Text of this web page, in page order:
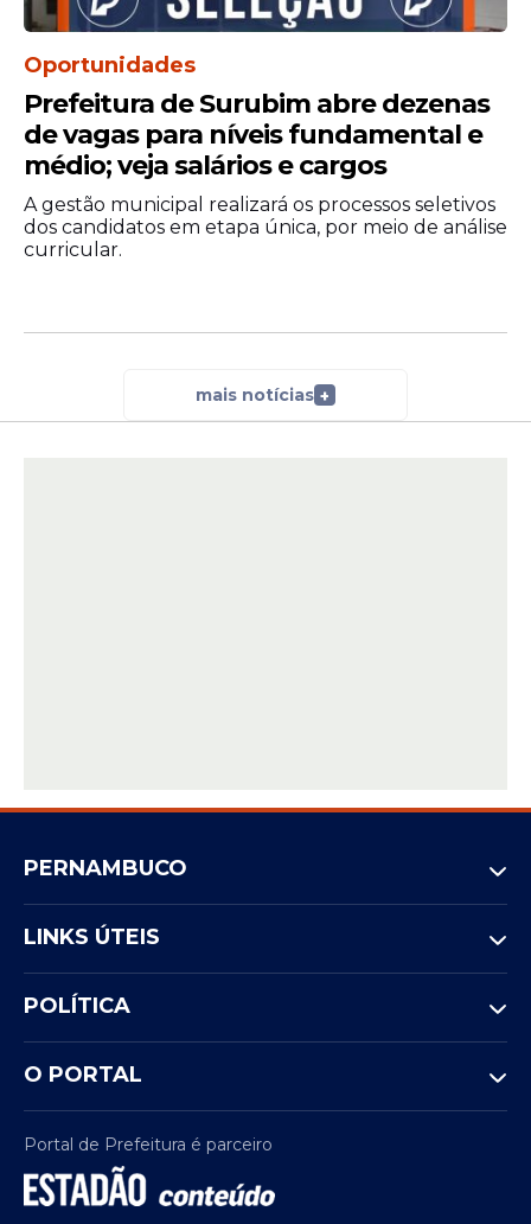
Oportunidades
Prefeitura de Surubim abre dezenas
de vagas para níveis fundamental e
médio; veja salários e cargos
A gestão municipal realizará os processos seletivos
dos candidatos em etapa única, por meio de análise
curricular.
mais notícias +
PERNAMBUCO
LINKS ÚTEIS
POLÍTICA
O PORTAL
Portal de Prefeitura é parceiro